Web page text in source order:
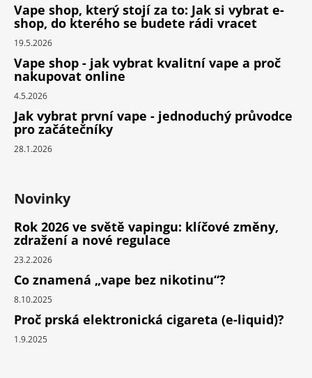
Vape shop, který stojí za to: Jak si vybrat e-
shop, do kterého se budete rádi vracet
19.5.2026
Vape shop - jak vybrat kvalitní vape a proč
nakupovat online
4.5.2026
Jak vybrat první vape - jednoduchý průvodce
pro začátečníky
28.1.2026
Novinky
Rok 2026 ve světě vapingu: klíčové změny,
zdražení a nové regulace
23.2.2026
Co znamená „vape bez nikotinu“?
8.10.2025
Proč prská elektronická cigareta (e-liquid)?
1.9.2025